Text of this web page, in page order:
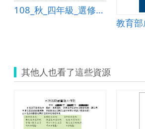
108_秋_四年級_選修課_簡報教學_默契解說
教育
其他人也看了這些資源